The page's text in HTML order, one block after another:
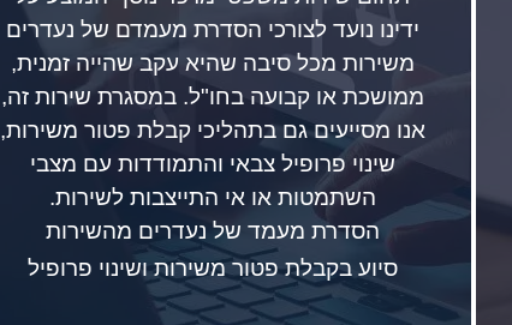
ידינו נועד לצורכי הסדרת מעמדם של נעדרים
משירות מכל סיבה שהיא עקב שהייה זמנית,
ממושכת או קבועה בחו"ל. במסגרת שירות זה,
אנו מסייעים גם בתהליכי קבלת פטור משירות,
שינוי פרופיל צבאי והתמודדות עם מצבי
השתמטות או אי התייצבות לשירות.
הסדרת מעמד של נעדרים מהשירות
סיוע בקבלת פטור משירות ושינוי פרופיל